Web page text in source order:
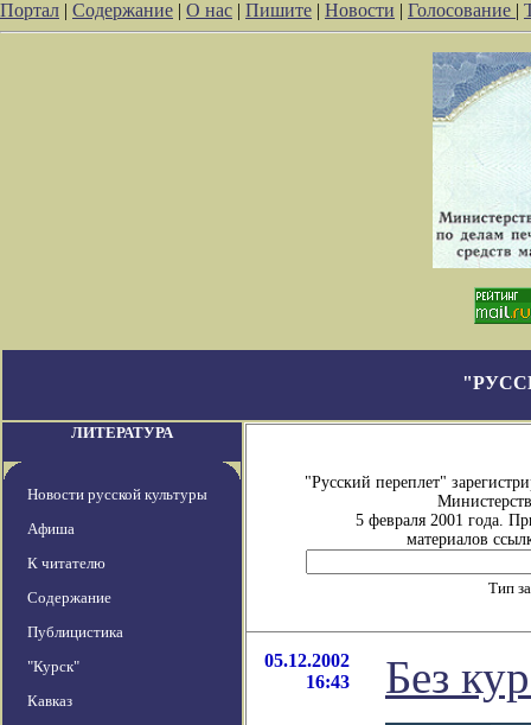
Портал | Содержание | О нас | Пишите | Новости | Голосование |
ЛИТЕРАТУРА
Новости русской культуры
Афиша
К читателю
Содержание
Публицистика
"Курск"
Кавказ
"Русский переплет"
5 февраля 2001 года.
материалов
Тип
05.12.2002
16:43
Без